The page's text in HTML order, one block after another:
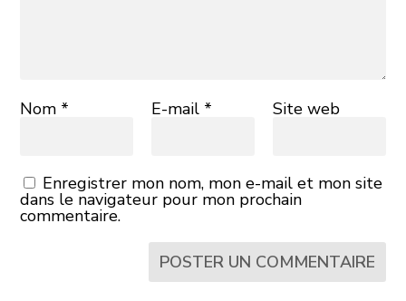
Nom * E-mail * Site web
Enregistrer mon nom, mon e-mail et mon site
dans le navigateur pour mon prochain
commentaire.